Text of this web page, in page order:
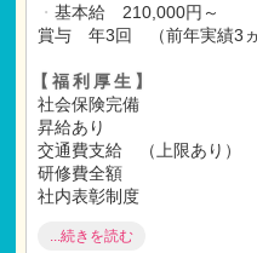
・ 基本給 210,000円～
賞与 年3回 （前年実績3
【福利厚生】
社会保険完備
昇給あり
交通費支給 （上限あり）
研修費全額
社内表彰制度
退職金制度
...続きを読む